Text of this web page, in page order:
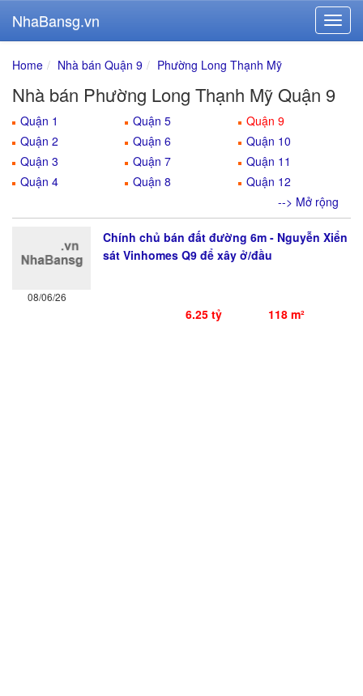
NhaBansg.vn
Home Nhà bán Quận 9 Phường Long Thạnh Mỹ
Nhà bán Phường Long Thạnh Mỹ Quận 9
Quận 1
Quận 2
Quận 3
Quận 4
Quận 5
Quận 6
Quận 7
Quận 8
Quận 9
Quận 10
Quận 11
Quận 12
--> Mở rộng
08/06/26
Chính chủ bán đất đường 6m - Nguyễn Xiển
sát Vinhomes Q9 để xây ở/đầu
6.25 tỷ 118 m²